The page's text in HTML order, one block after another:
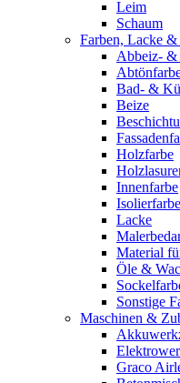
Leim
Schaum
Farben, Lacke
Abbeiz- &
Bad- &
Beize
Holzfarbe
Innenfarbe
Isolierfarbe
Lacke
Material
Öle &
Sonstige
Maschinen &
Graco